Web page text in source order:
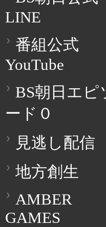
LINE
番組公式
YouTube
BS朝日エピ
ード０
見逃し配信
地方創生
AMBER
GAMES